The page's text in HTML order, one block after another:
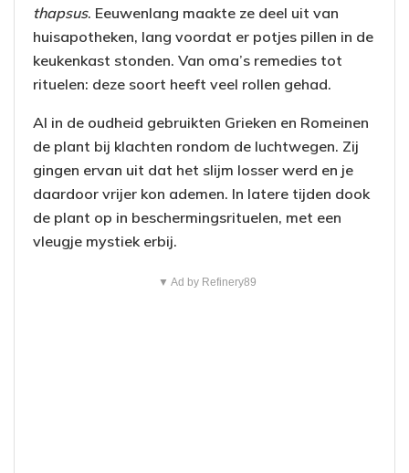
thapsus. Eeuwenlang maakte ze deel uit van
huisapotheken, lang voordat er potjes pillen in de
keukenkast stonden. Van oma’s remedies tot
rituelen: deze soort heeft veel rollen gehad.
Al in de oudheid gebruikten Grieken en Romeinen
de plant bij klachten rondom de luchtwegen. Zij
gingen ervan uit dat het slijm losser werd en je
daardoor vrijer kon ademen. In latere tijden dook
de plant op in beschermingsrituelen, met een
vleugje mystiek erbij.
▼ Ad by Refinery89